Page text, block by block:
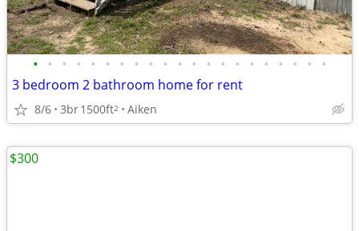
• • • • • • • • • • • • • • • • • • • • •
3 bedroom 2 bathroom home for rent
8/6 3br1500ft2 Aiken
$300